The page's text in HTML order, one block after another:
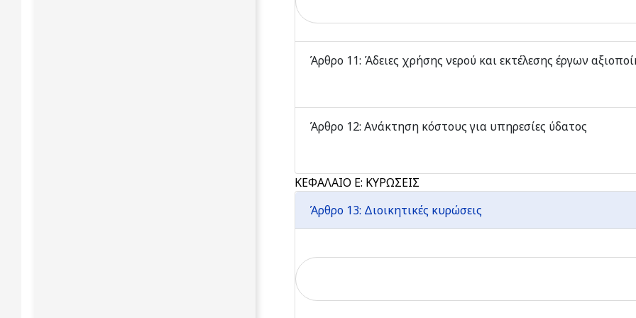
Άρθρο 11: Άδειες χρήσης νερού και εκτέλεσης έργων
Άρθρο 12: Ανάκτηση κόστους για υπηρεσίες ύδατος
ΚΕΦΑΛΑΙΟ Ε: ΚΥΡΩΣΕΙΣ
Άρθρο 13: Διοικητικές κυρώσεις